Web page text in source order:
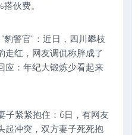
伙费。
豹警官”：近日，四川攀枝
走红，网友调侃称胖成了
应：年纪大锻炼少看起来
子紧紧抱住：6日，有网友
起冲突，双方妻子死死抱